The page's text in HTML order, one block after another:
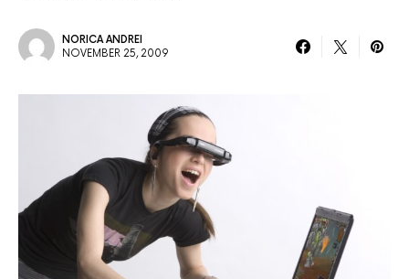
NORICA ANDREI
NOVEMBER 25, 2009